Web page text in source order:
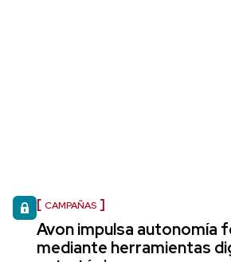
CAMPAÑAS
Avon impulsa autonomía
mediante herramientas